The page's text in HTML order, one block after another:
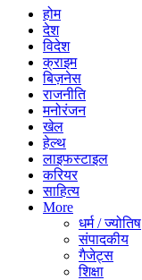
होम
देश
विदेश
क्राइम
बिज़नेस
राजनीति
मनोरंजन
खेल
हेल्थ
लाइफस्टाइल
करियर
साहित्य
More
धर्म / ज्योतिष
संपादकीय
गैजेट्स
शिक्षा